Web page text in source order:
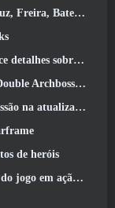
um emanador de euforia
bloqueado por tempo
Spawn
da temporada SS4
de heróis
do lançamento